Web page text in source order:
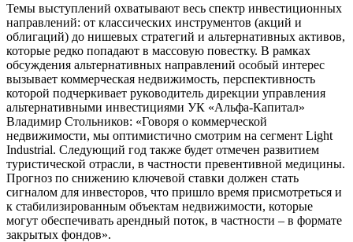
Темы выступлений охватывают весь спектр инвестиционных
направлений: от классических инструментов (акций и
облигаций) до нишевых стратегий и альтернативных активов,
которые редко попадают в массовую повестку. В рамках
обсуждения альтернативных направлений особый интерес
вызывает коммерческая недвижимость, перспективность
которой подчеркивает руководитель дирекции управления
альтернативными инвестициями УК «Альфа-Капитал»
Владимир Стольников: «Говоря о коммерческой
недвижимости, мы оптимистично смотрим на сегмент Light
Industrial. Следующий год также будет отмечен развитием
туристической отрасли, в частности превентивной медицины.
Прогноз по снижению ключевой ставки должен стать
сигналом для инвесторов, что пришло время присмотреться и
к стабилизированным объектам недвижимости, которые
могут обеспечивать арендный поток, в частности – в формате
закрытых фондов».